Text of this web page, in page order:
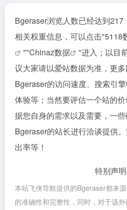
Bgeraser浏览人数已经达到
相关权重信息，可以点击"5118
""Chinaz数据
"进入；以目
议大家请以爱站数据为准，更
Bgeraser的访问速度、搜索引
体验等；当然要评估一个站的
据您自身的需求以及需要，一
Bgeraser的站长进行洽谈提供
出率等！
特别声明
本站飞侠导航提供的Bgeraser都来
的准确性和完整性，同时，对于该